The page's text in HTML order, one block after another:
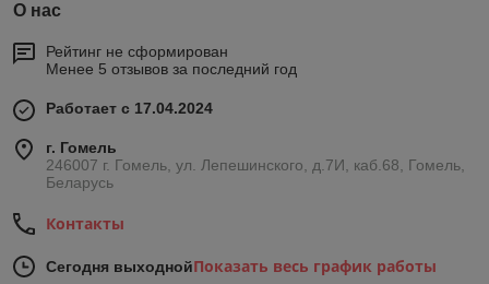
О нас
Рейтинг не сформирован
Менее 5 отзывов за последний год
Работает с 17.04.2024
г. Гомель
246007 г. Гомель, ул. Лепешинского, д.7И, каб.68, Гомель,
Беларусь
Контакты
Сегодня выходнойПоказать весь график работы